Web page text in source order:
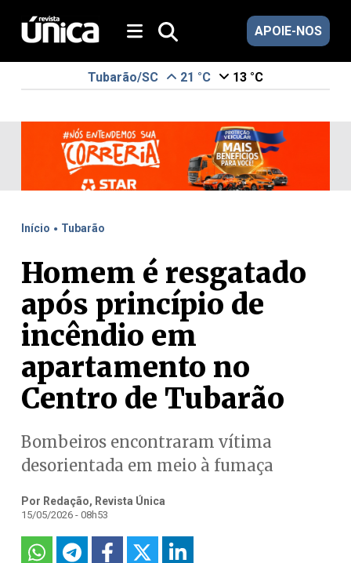
APOIE-NOS
Tubarão/SC 21 °C 13 °C
Início . Tubarão
Homem é resgatado
após princípio de
incêndio em
apartamento no
Centro de Tubarão
Bombeiros encontraram vítima
desorientada em meio à fumaça
Por Redação, Revista Única
15/05/2026 - 08h53